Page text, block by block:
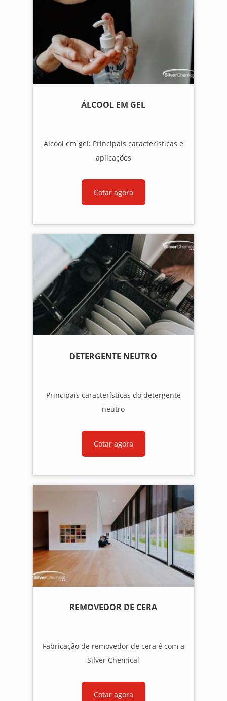
ÁLCOOL EM GEL
Álcool em gel: Principais características e
aplicações
Cotar agora
DETERGENTE NEUTRO
Principais características do detergente
neutro
Cotar agora
REMOVEDOR DE CERA
Fabricação de removedor de cera é com a
Silver Chemical
Cotar agora